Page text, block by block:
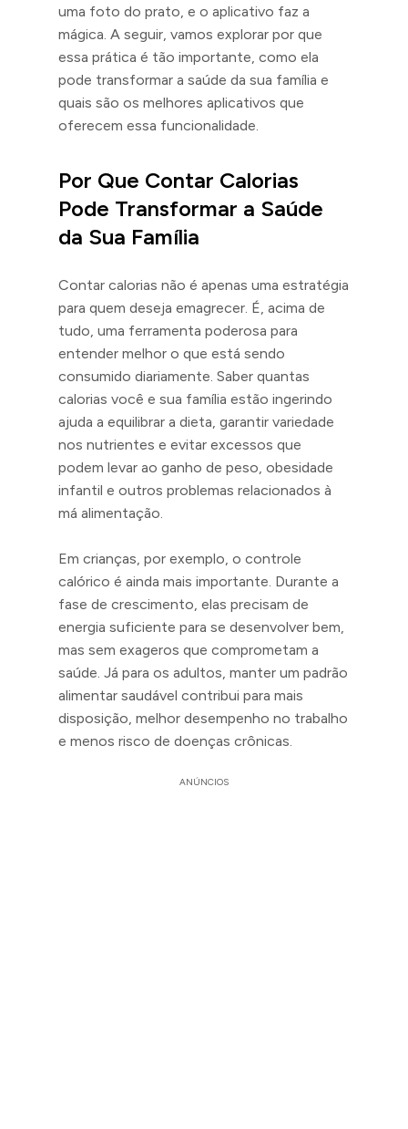
uma foto do prato, e o aplicativo faz a
mágica. A seguir, vamos explorar por que
essa prática é tão importante, como ela
pode transformar a saúde da sua família e
quais são os melhores aplicativos que
oferecem essa funcionalidade.
Por Que Contar Calorias
Pode Transformar a Saúde
da Sua Família
Contar calorias não é apenas uma estratégia
para quem deseja emagrecer. É, acima de
tudo, uma ferramenta poderosa para
entender melhor o que está sendo
consumido diariamente. Saber quantas
calorias você e sua família estão ingerindo
ajuda a equilibrar a dieta, garantir variedade
nos nutrientes e evitar excessos que
podem levar ao ganho de peso, obesidade
infantil e outros problemas relacionados à
má alimentação.
Em crianças, por exemplo, o controle
calórico é ainda mais importante. Durante a
fase de crescimento, elas precisam de
energia suficiente para se desenvolver bem,
mas sem exageros que comprometam a
saúde. Já para os adultos, manter um padrão
alimentar saudável contribui para mais
disposição, melhor desempenho no trabalho
e menos risco de doenças crônicas.
ANÚNCIOS